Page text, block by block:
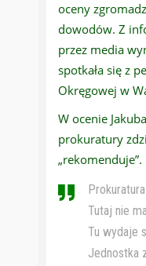
oceny
dowodów. Z
przez media
spotkała się z
Okręgowej w
W ocenie
prokuratury
„rekomenduje”.
Tutaj nie
Tu wydaje
Jednostka